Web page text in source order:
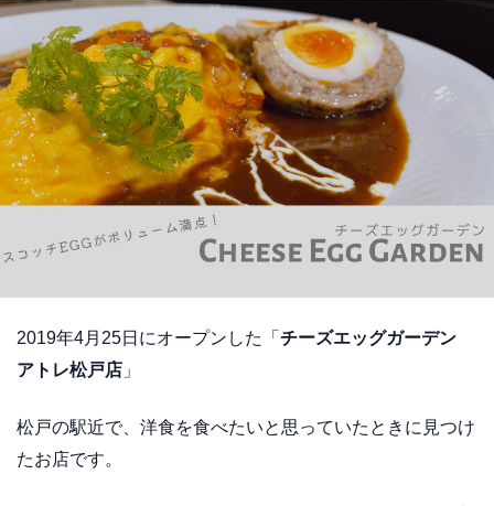
2019年4月25日にオープンした「 チーズエッグガーデン
アトレ松戸店 」
松戸の駅近で、洋食を食べたいと思っていたときに見つけ
たお店です。